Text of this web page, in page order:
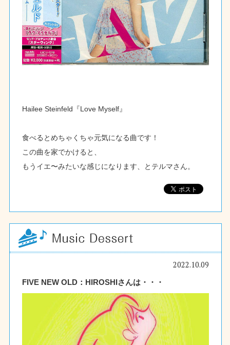
Hailee Steinfeld『Love Myself』
食べるとめちゃくちゃ元気になる曲です！
この曲を家でかけると、
もうイエ〜みたいな感じになります、とテルマさん。
2022.10.09
FIVE NEW OLD：HIROSHIさんは・・・